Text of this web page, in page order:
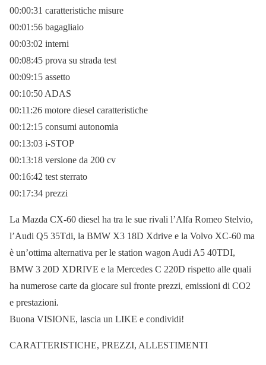
00:00:31 caratteristiche misure
00:01:56 bagagliaio
00:03:02 interni
00:08:45 prova su strada test
00:09:15 assetto
00:10:50 ADAS
00:11:26 motore diesel caratteristiche
00:12:15 consumi autonomia
00:13:03 i-STOP
00:13:18 versione da 200 cv
00:16:42 test sterrato
00:17:34 prezzi
La Mazda CX-60 diesel ha tra le sue rivali l’Alfa Romeo Stelvio,
l’Audi Q5 35Tdi, la BMW X3 18D Xdrive e la Volvo XC-60 ma
è un’ottima alternativa per le station wagon Audi A5 40TDI,
BMW 3 20D XDRIVE e la Mercedes C 220D rispetto alle quali
ha numerose carte da giocare sul fronte prezzi, emissioni di CO2
e prestazioni.
Buona VISIONE, lascia un LIKE e condividi!
CARATTERISTICHE, PREZZI, ALLESTIMENTI